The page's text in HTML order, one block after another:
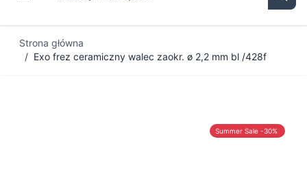
Strona główna
/ Exo frez ceramiczny walec zaokr. ø 2,2 mm bl /428f
Summer Sale -30%